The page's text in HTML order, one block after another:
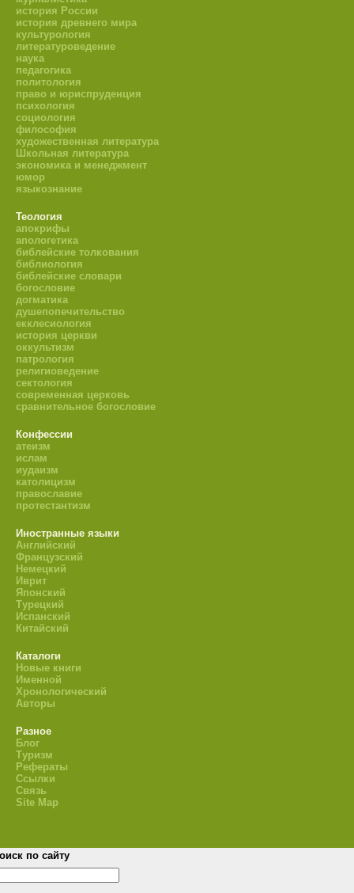
история России
история древнего мира
культурология
литературоведение
наука
педагогика
политология
право и юриспруденция
психология
социология
философия
художественная литература
Школьная литература
экономика и менеджмент
юмор
языкознание
Теология
апокрифы
апологетика
библейские толкования
библиология
библейские словари
богословие
догматика
душепопечительство
екклесиология
история церкви
оккультизм
патрология
религиоведение
сектология
современная церковь
сравнительное богословие
Конфессии
атеизм
ислам
иудаизм
католицизм
православие
протестантизм
Иностранные языки
Английский
Французский
Немецкий
Иврит
Японский
Турецкий
Испанский
Китайский
Каталоги
Новые книги
Именной
Хронологический
Авторы
Разное
Блог
Туризм
Рефераты
Ссылки
Связь
Site Map
по сайту